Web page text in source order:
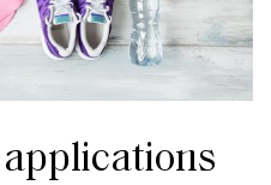
applications